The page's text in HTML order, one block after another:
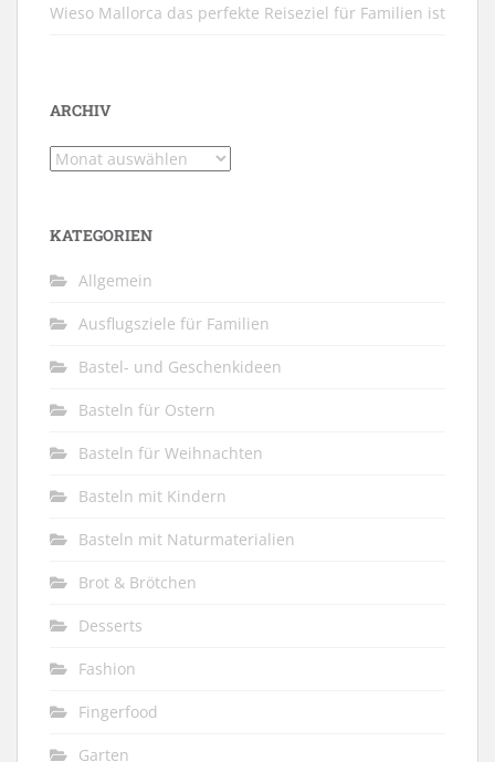
Wieso Mallorca das perfekte Reiseziel für Familien ist
ARCHIV
Archiv
KATEGORIEN
Allgemein
Ausflugsziele für Familien
Bastel- und Geschenkideen
Basteln für Ostern
Basteln für Weihnachten
Basteln mit Kindern
Basteln mit Naturmaterialien
Brot & Brötchen
Desserts
Fashion
Fingerfood
Garten